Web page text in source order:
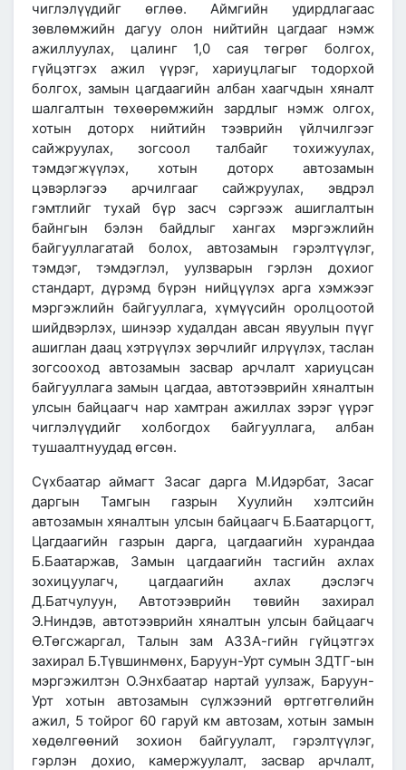
чиглэлүүдийг өглөө. Аймгийн удирдлагаас
зөвлөмжийн дагуу олон нийтийн цагдааг нэмж
ажиллуулах, цалинг 1,0 сая төгрөг болгох,
гүйцэтгэх ажил үүрэг, хариуцлагыг тодорхой
болгох, замын цагдаагийн албан хаагчдын хяналт
шалгалтын төхөөрөмжийн зардлыг нэмж олгох,
хотын доторх нийтийн тээврийн үйлчилгээг
сайжруулах, зогсоол талбайг тохижуулах,
тэмдэгжүүлэх, хотын доторх автозамын
цэвэрлэгээ арчилгааг сайжруулах, эвдрэл
гэмтлийг тухай бүр засч сэргээж ашиглалтын
байнгын бэлэн байдлыг хангах мэргэжлийн
байгууллагатай болох, автозамын гэрэлтүүлэг,
тэмдэг, тэмдэглэл, уулзварын гэрлэн дохиог
стандарт, дүрэмд бүрэн нийцүүлэх арга хэмжээг
мэргэжлийн байгууллага, хүмүүсийн оролцоотой
шийдвэрлэх, шинээр худалдан авсан явуулын пүүг
ашиглан даац хэтрүүлэх зөрчлийг илрүүлэх, таслан
зогсооход автозамын засвар арчлалт хариуцсан
байгууллага замын цагдаа, автотээврийн хяналтын
улсын байцаагч нар хамтран ажиллах зэрэг үүрэг
чиглэлүүдийг холбогдох байгууллага, албан
тушаалтнуудад өгсөн.
Сүхбаатар аймагт Засаг дарга М.Идэрбат, Засаг
даргын Тамгын газрын Хуулийн хэлтсийн
автозамын хяналтын улсын байцаагч Б.Баатарцогт,
Цагдаагийн газрын дарга, цагдаагийн хурандаа
Б.Баатаржав, Замын цагдаагийн тасгийн ахлах
зохицуулагч, цагдаагийн ахлах дэслэгч
Д.Батчулуун, Автотээврийн төвийн захирал
Э.Ниндэв, автотээврийн хяналтын улсын байцаагч
Ө.Төгсжаргал, Талын зам АЗЗА-гийн гүйцэтгэх
захирал Б.Түвшинмөнх, Баруун-Урт сумын ЗДТГ-ын
мэргэжилтэн О.Энхбаатар нартай уулзаж, Баруун-
Урт хотын автозамын сүлжээний өртгөтгөлийн
ажил, 5 тойрог 60 гаруй км автозам, хотын замын
хөдөлгөөний зохион байгуулалт, гэрэлтүүлэг,
гэрлэн дохио, камержуулалт, засвар арчлалт,